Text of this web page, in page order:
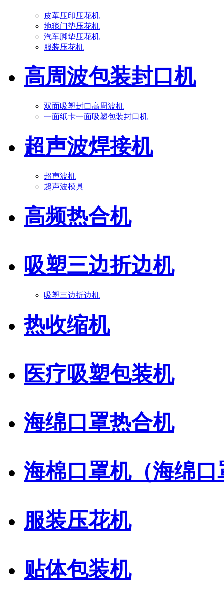
皮革压印压花机
地毯门垫压花机
汽车脚垫压花机
服装压花机
高周波包装封口机
双面吸塑封口高周波机
一面纸卡一面吸塑包装封口机
超声波焊接机
超声波机
超声波模具
高频热合机
吸塑三边折边机
吸塑三边折边机
热收缩机
医疗吸塑包装机
海绵口罩热合机
海棉口罩机（海绵口
服装压花机
贴体包装机